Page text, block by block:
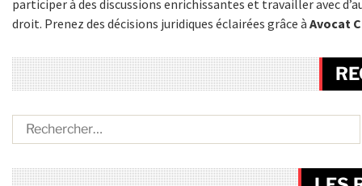
participer à des discussions enrichissantes et travailler avec
droit. Prenez des décisions juridiques éclairées grâce à Avocat